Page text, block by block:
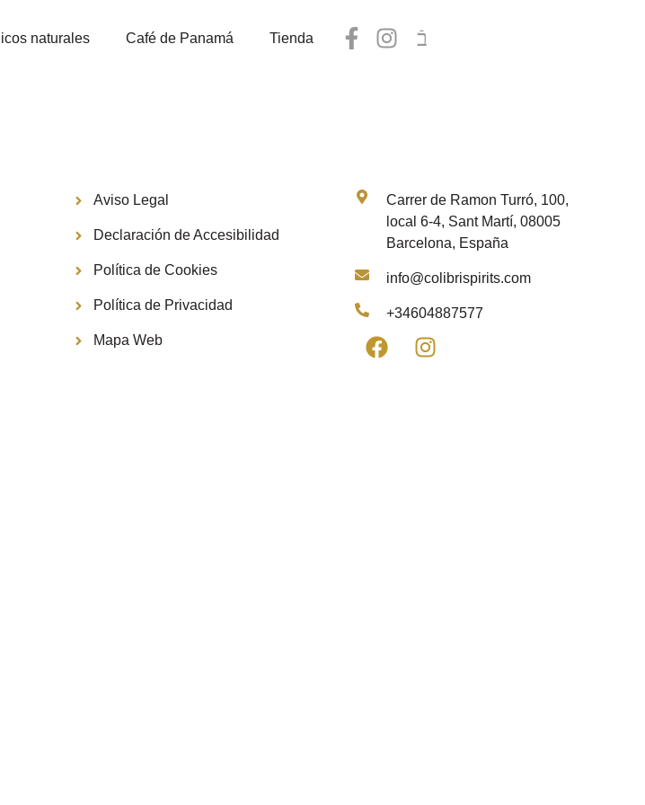
naturales Café de Panamá Tienda
Aviso Legal
Declaración de Accesibilidad
Política de Cookies
Política de Privacidad
Mapa Web
Carrer de Ramon Turró, 100,
local 6-4, Sant Martí, 08005
Barcelona, España
info@colibrispirits.com
+34604887577